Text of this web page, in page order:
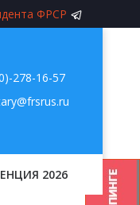
ФРСР
278-16-57
2026